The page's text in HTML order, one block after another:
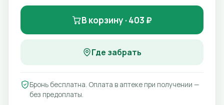
В корзину · 403 ₽
Где забрать
Бронь бесплатна. Оплата в аптеке при получении —
без предоплаты.